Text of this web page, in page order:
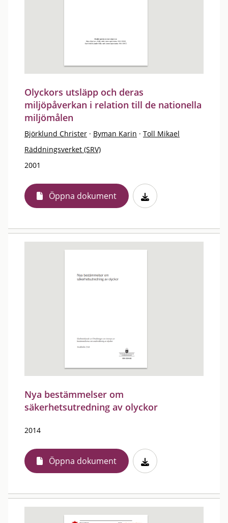
Olyckors utsläpp och deras
miljöpåverkan i relation till de nationella
miljömålen
Björklund Christer · Byman Karin · Toll Mikael
Räddningsverket (SRV)
2001
Öppna dokument
Nya bestämmelser om
säkerhetsutredning av olyckor
2014
Öppna dokument